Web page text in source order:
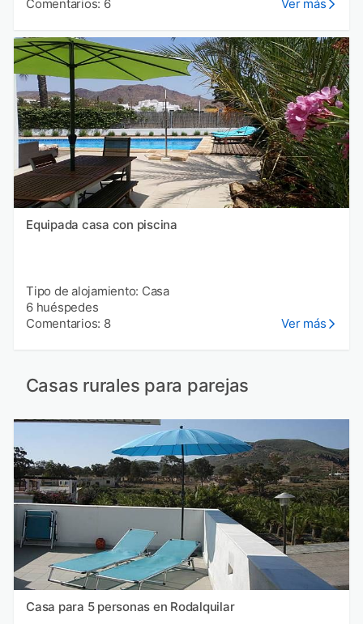
Comentarios: 6
Ver más
Equipada casa con piscina
Tipo de alojamiento: Casa
6 huéspedes
Comentarios: 8
Ver más
Casas rurales para parejas
Casa para 5 personas en Rodalquilar